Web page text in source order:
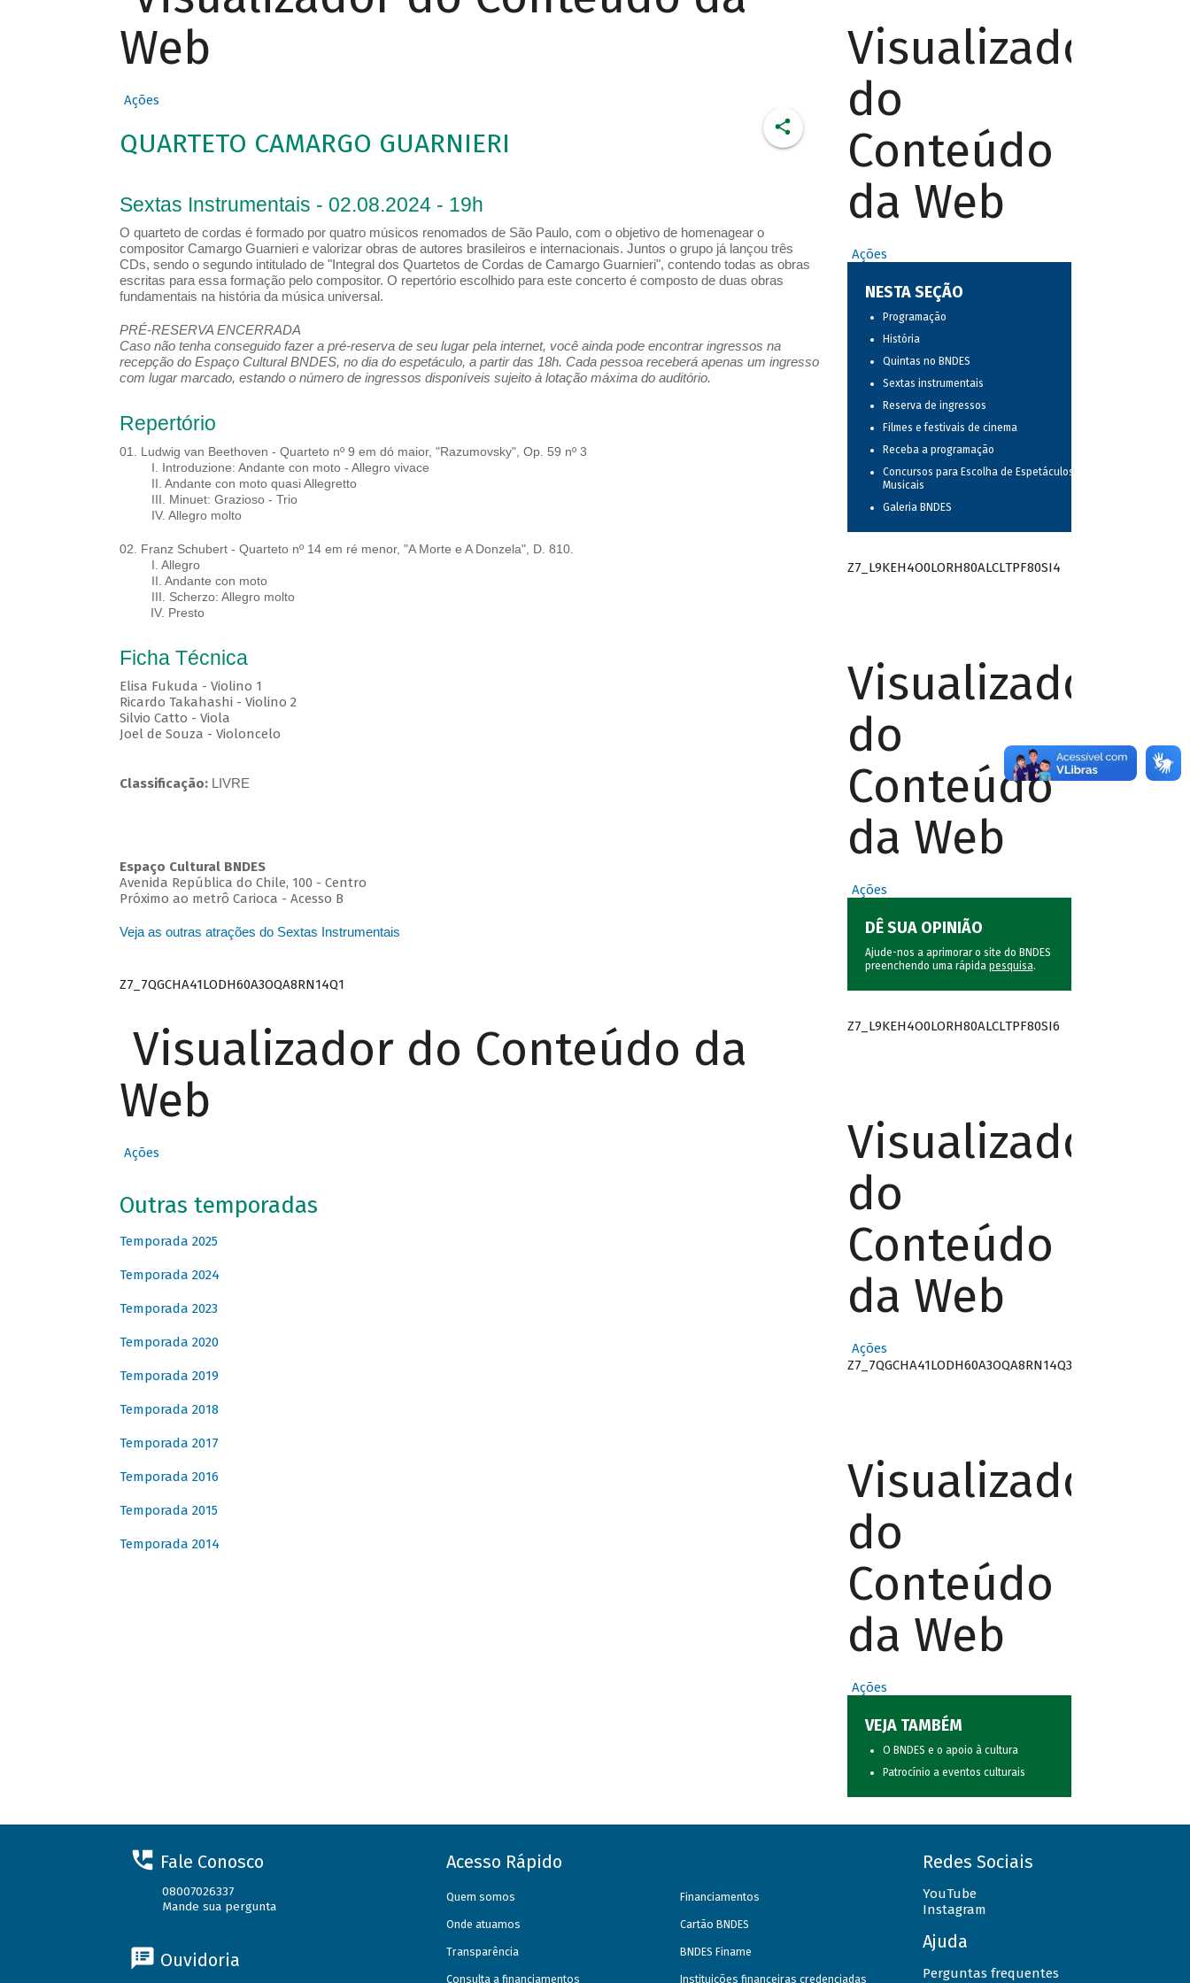
Web
Ações
QUARTETO CAMARGO GUARNIERI
Sextas Instrumentais - 02.08.2024 - 19h
O quarteto de cordas é formado por quatro músicos renomados de São Paulo, com o objetivo de homenagear o
compositor Camargo Guarnieri e valorizar obras de autores brasileiros e internacionais. Juntos o grupo já lançou três
CDs, sendo o segundo intitulado de "Integral dos Quartetos de Cordas de Camargo Guarnieri", contendo todas as obras
escritas para essa formação pelo compositor. O repertório escolhido para este concerto é composto de duas obras
fundamentais na história da música universal.
PRÉ-RESERVA ENCERRADA
Caso não tenha conseguido fazer a pré-reserva de seu lugar pela internet, você ainda pode encontrar ingressos na
recepção do Espaço Cultural BNDES, no dia do espetáculo, a partir das 18h. Cada pessoa receberá apenas um ingresso
com lugar marcado, estando o número de ingressos disponíveis sujeito à lotação máxima do auditório.
Repertório
01. Ludwig van Beethoven - Quarteto nº 9 em dó maior, "Razumovsky", Op. 59 nº 3
I. Introduzione: Andante con moto - Allegro vivace
II. Andante con moto quasi Allegretto
III. Minuet: Grazioso - Trio
IV. Allegro molto
02. Franz Schubert - Quarteto nº 14 em ré menor, "A Morte e A Donzela", D. 810.
I. Allegro
II. Andante con moto
III. Scherzo: Allegro molto
IV. Presto
Ficha Técnica
Elisa Fukuda - Violino 1
Ricardo Takahashi - Violino 2
Silvio Catto - Viola
Joel de Souza - Violoncelo
Classificação: LIVRE
Espaço Cultural BNDES
Avenida República do Chile, 100 - Centro
Próximo ao metrô Carioca - Acesso B
Veja as outras atrações do Sextas Instrumentais
Z7_7QGCHA41LODH60A3OQA8RN14Q1
Visualizador do Conteúdo da
Web
Ações
Outras temporadas
Temporada 2025
Temporada 2024
Temporada 2023
Temporada 2020
Temporada 2019
Temporada 2018
Temporada 2017
Temporada 2016
Temporada 2015
Temporada 2014
Visualizador
do
Conteúdo
da Web
Ações
NESTA SEÇÃO
Programação
História
Quintas no BNDES
Sextas instrumentais
Reserva de ingressos
Filmes e festivais de cinema
Receba a programação
Concursos para Escolha de Espetáculos
Musicais
Galeria BNDES
Z7_L9KEH4O0LORH80ALCLTPF80SI4
Visualizador
do
Conteúdo
da Web
Ações
DÊ SUA OPINIÃO
Ajude-nos a aprimorar o site do BNDES
preenchendo uma rápida pesquisa.
Z7_L9KEH4O0LORH80ALCLTPF80SI6
Visualizador
do
Conteúdo
da Web
Ações
Z7_7QGCHA41LODH60A3OQA8RN14Q3
Visualizador
do
Conteúdo
da Web
Ações
VEJA TAMBÉM
O BNDES e o apoio à cultura
Patrocínio a eventos culturais
Fale Conosco
08007026337
Mande sua pergunta
Ouvidoria
Acesso Rápido
Quem somos
Onde atuamos
Transparência
Consulta a financiamentos
Financiamentos
Cartão BNDES
BNDES Finame
Instituições financeiras credenciadas
Redes Sociais
YouTube
Instagram
Ajuda
Perguntas frequentes